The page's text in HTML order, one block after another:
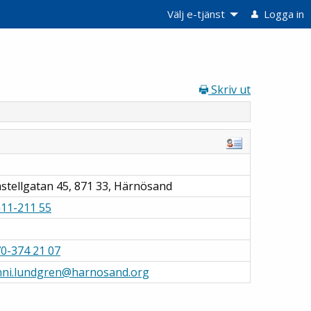
Välj e-tjänst Logga in
Skriv ut
45, 871 33, Härnösand
211 55
374 21 07